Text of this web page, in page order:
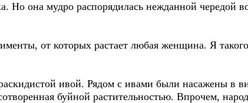
Но она мудро распорядилась нежданной чередой
от которых растает любая женщина. Я
ивой. Рядом с ивами были насажены в
буйной растительностью. Впрочем,